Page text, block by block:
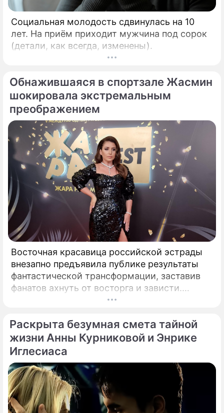
Социальная молодость сдвинулась на 10
лет. На приём приходит мужчина под сорок
(детали, как всегда, изменены).
Обнажившаяся в спортзале Жасмин
шокировала экстремальным
преображением
Восточная красавица российской эстрады
внезапно предъявила публике результаты
фантастической трансформации, заставив
фанатов ахнуть от восторга и зависти.
Знаменитая певица Жасмин всегда
формами, однако ее свежие снимки
спровоцировали настоящую бурю в Сети.
Раскрыта безумная смета тайной
жизни Анны Курниковой и Энрике
Иглесиаса